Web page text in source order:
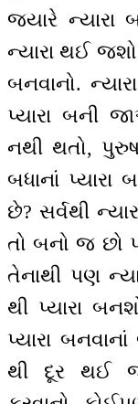
જ્યારે ન્યારા
ન્યારા થઈ
બનવાનો.
પ્યારા બની
નથી થતો,
બધાનાં પ્યારા
છે? સર્વથી
તો બનો જ છો
તેનાથી પણ
થી પ્યારા
પ્યારા
થી દૂર થઈ